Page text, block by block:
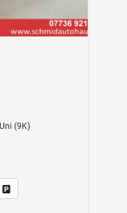
(9K)
an (PDF)
Fahrzeug parken